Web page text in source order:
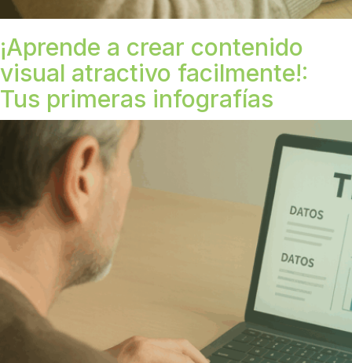
¡Aprende a crear contenido
visual atractivo facilmente!:
Tus primeras infografías